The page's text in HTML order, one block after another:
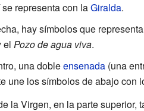
representa con laGiralda.
hay símbolos que
Pozo de agua viva.
una dobleensenada(una
une los símbolos de abajo con
la Virgen, en la parte superior,